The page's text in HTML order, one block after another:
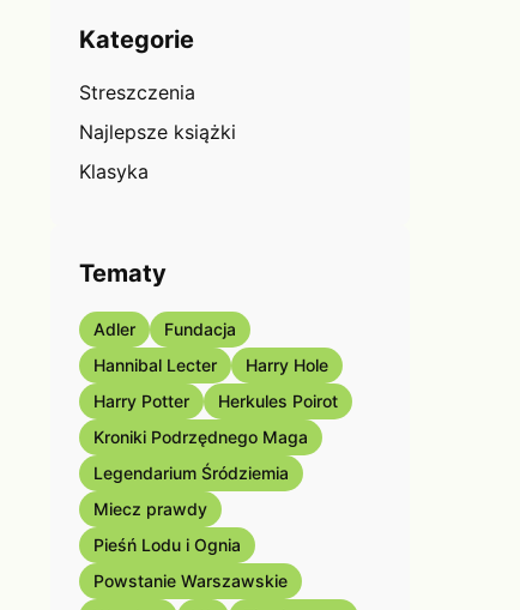
Kategorie
Streszczenia
Najlepsze książki
Klasyka
Tematy
Adler
Fundacja
Hannibal Lecter
Harry Hole
Harry Potter
Herkules Poirot
Kroniki Podrzędnego Maga
Legendarium Śródziemia
Miecz prawdy
Pieśń Lodu i Ognia
Powstanie Warszawskie